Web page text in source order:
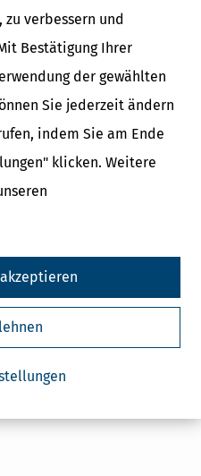
verbessern und
Bestätigung Ihrer
der gewählten
Sie jederzeit ändern
indem Sie am Ende
klicken. Weitere